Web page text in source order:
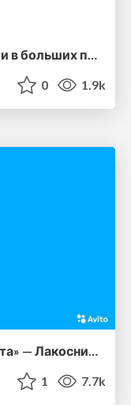
Страх и ненависть локализации в больших проектах — Дмитрий Андриянов (Яндекс)
0 1.9k
«Тактика распила PHP-монолита» — Лакосников Павел, Авито
1 7.7k